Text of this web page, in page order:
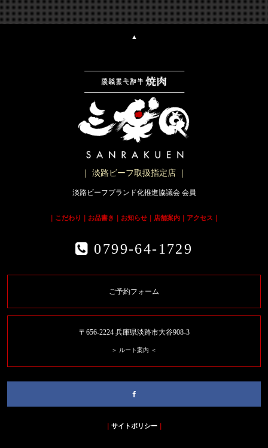
▲
｜ 淡路ビーフ取扱指定店 ｜
淡路ビーフブランド化推進協議会 会員
｜ こだわり ｜ お品書き ｜ お知らせ ｜ 店舗案内 ｜ アクセス ｜
0799-64-1729
ご予約フォーム
〒656-2224 兵庫県淡路市大谷908-3
＞ ルート案内 ＜
｜ サイトポリシー｜